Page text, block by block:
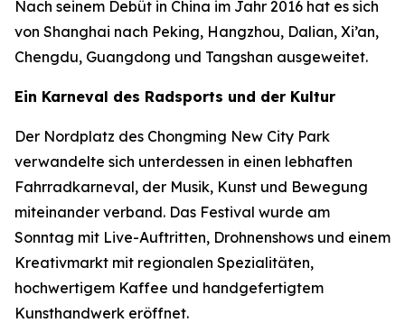
Nach seinem Debüt in China im Jahr 2016 hat es sich
von Shanghai nach Peking, Hangzhou, Dalian, Xi’an,
Chengdu, Guangdong und Tangshan ausgeweitet.
Ein Karneval des Radsports und der Kultur
Der Nordplatz des Chongming New City Park
verwandelte sich unterdessen in einen lebhaften
Fahrradkarneval, der Musik, Kunst und Bewegung
miteinander verband. Das Festival wurde am
Sonntag mit Live-Auftritten, Drohnenshows und einem
Kreativmarkt mit regionalen Spezialitäten,
hochwertigem Kaffee und handgefertigtem
Kunsthandwerk eröffnet.